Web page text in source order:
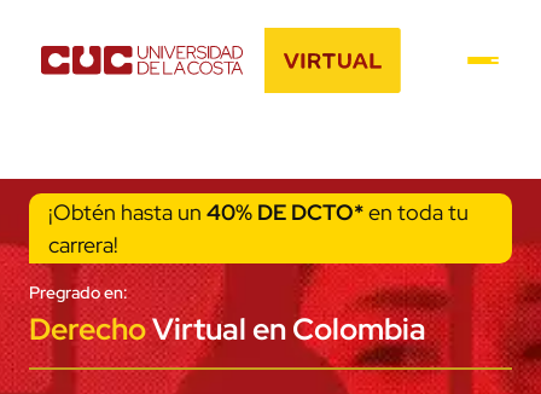
¡Obtén hasta un 40% DE DCTO*en toda tu
carrera!
Pregrado en:
DerechoVirtual en Colombia